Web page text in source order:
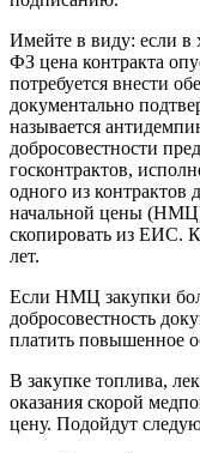
Имейте в виду: если в
ФЗ цена контракта
потребуется внести
документально
называется
добросовестности
госконтрактов,
одного из
начальной цены
скопировать из ЕИС.
лет.
Если НМЦ закупки
добросовестность
платить повышенное
В закупке топлива,
оказания скорой
цену. Подойдут